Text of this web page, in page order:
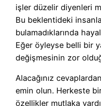
işler düzelir diyenleri
Bu beklentideki
bulamadıklarında
Eğer öyleyse belli bir
değişmesinin zor
Alacağınız
emin olun. Herkeste
özellikler mutlaka